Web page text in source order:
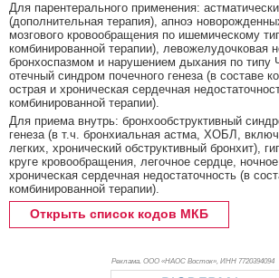
Для парентерального применения:
(дополнительная терапия), апноэ
мозгового кровообращения по ишемическому
комбинированной терапии), левожелудочковая
бронхоспазмом и нарушением дыхания по типу
отечный синдром почечного генеза (в составе
острая и хроническая сердечная
комбинированной терапии).
Для приема внутрь: бронхообструктивный
генеза (в т.ч. бронхиальная астма, ХОБЛ,
легких, хронический обструктивный бронхит),
круге кровообращения, легочное сердце,
хроническая сердечная недостаточность (в
комбинированной терапии).
Открыть список кодов МКБ
Реклама. ООО «НАОС Восток», ИНН 7720394094